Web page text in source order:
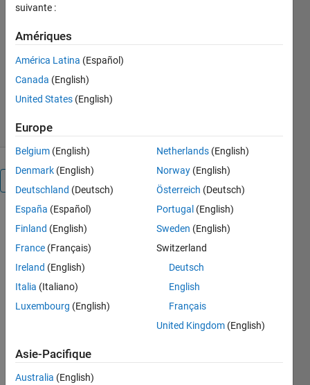
Tetrahedral volume integration
Ali OZGUL
Version 1.0.0.0(702 ko)
29 jan. 2007
Generally
application
is selecting
Gauss-
Quadratic
integration
function is
directly
application
suivante :
Amériques
América Latina (Español)
Canada (English)
United States (English)
Europe
Belgium (English)
Denmark (English)
Deutschland (Deutsch)
España (Español)
Finland (English)
France (Français)
Ireland (English)
Italia (Italiano)
Luxembourg (English)
Netherlands (English)
Norway (English)
Österreich (Deutsch)
Portugal (English)
Sweden (English)
Switzerland
Deutsch
English
Français
United Kingdom (English)
Asie-Pacifique
Australia (English)